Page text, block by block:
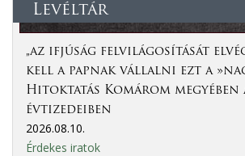
Levéltár
„az ifjúság felvilágosítását
kell a papnak vállalni ezt a
Hitoktatás Komárom megyében
évtizedeiben
2026.08.10.
Érdekes iratok